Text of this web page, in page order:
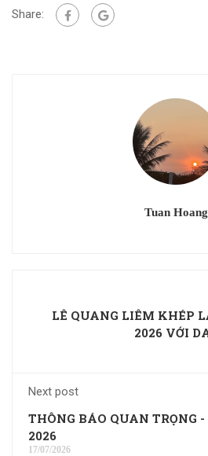
Share:
Tuan Hoang
LÊ QUANG LIÊM KHÉP
2026 VỚI
Next post
THÔNG BÁO QUAN TRỌNG
2026
17/07/2026